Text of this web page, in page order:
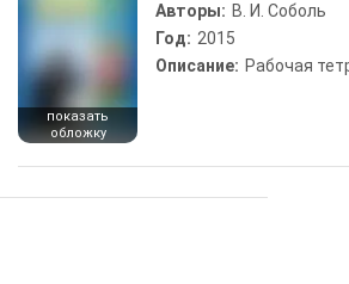
показать
обложку
Авторы: В. И. Соболь
Год: 2015
Описание: Рабочая